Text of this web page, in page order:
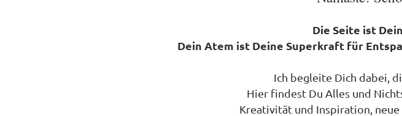
Die Seite ist
Dein Atem ist Deine Superkraft für
Ich begleite Dich dabei,
Hier findest Du Alles und
Kreativität und Inspiration,